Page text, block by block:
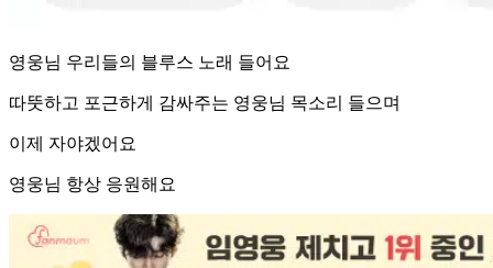
영웅님 우리들의 블루스 노래 들어요
따뚯하고 포근하게 감싸주는 영웅님 목소리 들으며
이제 자야겠어요
영웅님 항상 응원해요